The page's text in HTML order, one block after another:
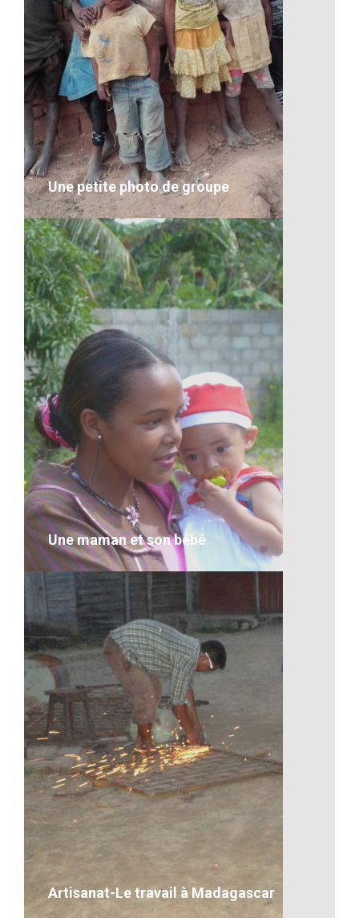
Les ponts en bois de Madagascar
VOIR LE DÉTAIL
Une petite photo de groupe
Une petite photo de groupe
VOIR LE DÉTAIL
Une maman et son bébé
Une maman et son bébé
Artisanat-Le travail à Madagascar